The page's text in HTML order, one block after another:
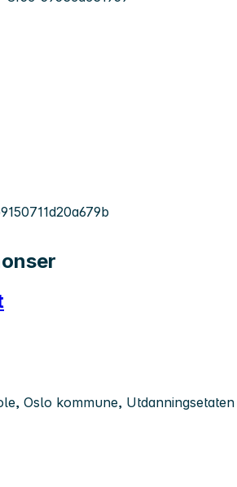
Oslo kommune, Utdanningsetaten